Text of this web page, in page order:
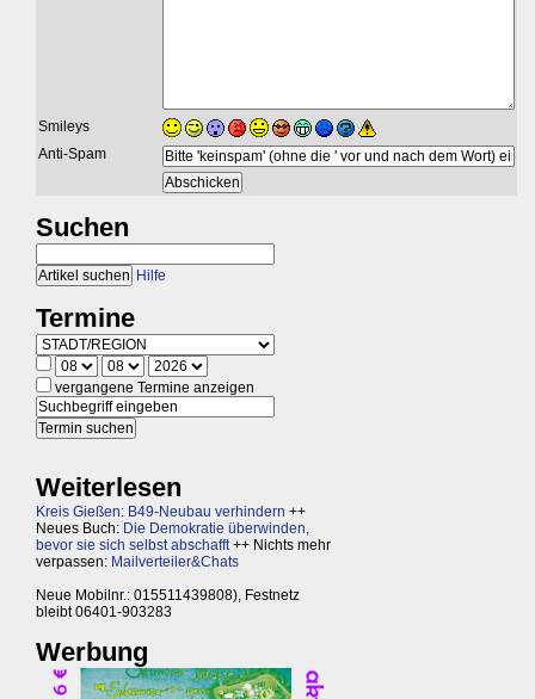
Smileys
Anti-Spam
Suchen
Hilfe
Termine
vergangene Termine anzeigen
Weiterlesen
Kreis Gießen: B49-Neubau verhindern ++
Neues Buch: Die Demokratie überwinden,
bevor sie sich selbst abschafft++ Nichts mehr
verpassen: Mailverteiler&Chats
Neue Mobilnr.: 015511439808), Festnetz
bleibt 06401-903283
Werbung